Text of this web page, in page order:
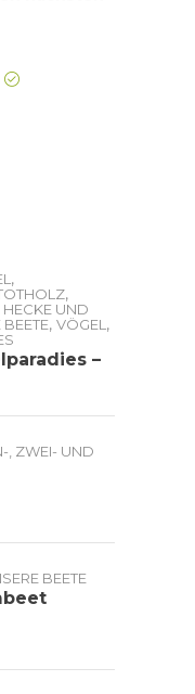
,
,
UND
BEETE, VÖGEL,
–
, ZWEI- UND
BEETE